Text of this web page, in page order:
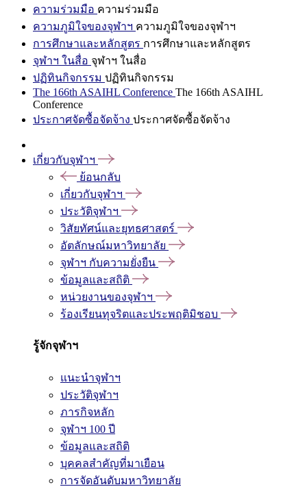
ความร่วมมือ ความร่วมมือ
ความภูมิใจของจุฬาฯ ความภูมิใจของจุฬาฯ
การศึกษาและหลักสูตร การศึกษาและหลักสูตร
จุฬาฯ ในสื่อ จุฬาฯ ในสื่อ
ปฏิทินกิจกรรม ปฏิทินกิจกรรม
The 166th ASAIHL Conference The 166th ASAIHL
Conference
ประกาศจัดซื้อจัดจ้าง ประกาศจัดซื้อจัดจ้าง
เกี่ยวกับจุฬาฯ
ย้อนกลับ
เกี่ยวกับจุฬาฯ
ประวัติจุฬาฯ
วิสัยทัศน์และยุทธศาสตร์
อัตลักษณ์มหาวิทยาลัย
จุฬาฯ กับความยั่งยืน
ข้อมูลและสถิติ
หน่วยงานของจุฬาฯ
ร้องเรียนทุจริตและประพฤติมิชอบ
รู้จักจุฬาฯ
แนะนำจุฬาฯ
ประวัติจุฬาฯ
ภารกิจหลัก
จุฬาฯ 100 ปี
ข้อมูลและสถิติ
บุคคลสำคัญที่มาเยือน
การจัดอันดับมหาวิทยาลัย